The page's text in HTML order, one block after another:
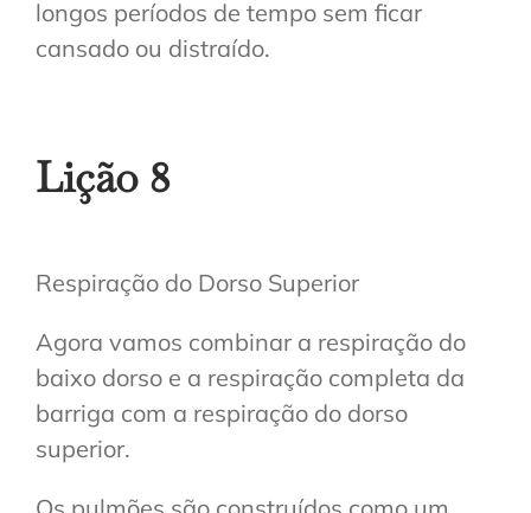
longos períodos de tempo sem ficar
cansado ou distraído.
Lição 8
Respiração do Dorso Superior
Agora vamos combinar a respiração do
baixo dorso e a respiração completa da
barriga com a respiração do dorso
superior.